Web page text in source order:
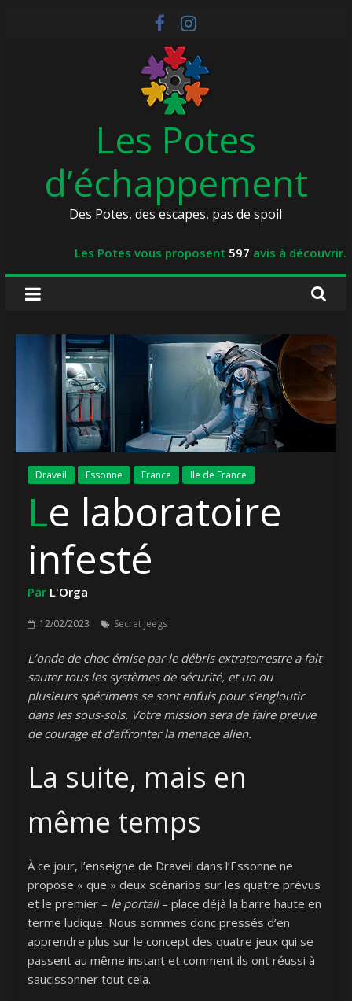
Les Potes
d’échappement
Des Potes, des escapes, pas de spoil
Les Potes vous proposent 597 avis à découvrir.
Draveil Essonne France Ile de France
Le laboratoire
infesté
Par L'Orga
12/02/2023 Secret Jeegs
L’onde de choc émise par le débris extraterrestre a fait
sauter tous les systèmes de sécurité, et un ou
plusieurs spécimens se sont enfuis pour s’engloutir
dans les sous-sols. Votre mission sera de faire preuve
de courage et d’affronter la menace alien.
La suite, mais en
même temps
À ce jour, l’enseigne de Draveil dans l’Essonne ne
propose « que » deux scénarios sur les quatre prévus
et le premier – le portail– place déjà la barre haute en
terme ludique. Nous sommes donc pressés d’en
apprendre plus sur le concept des quatre jeux qui se
passent au même instant et comment ils ont réussi à
saucissonner tout cela.